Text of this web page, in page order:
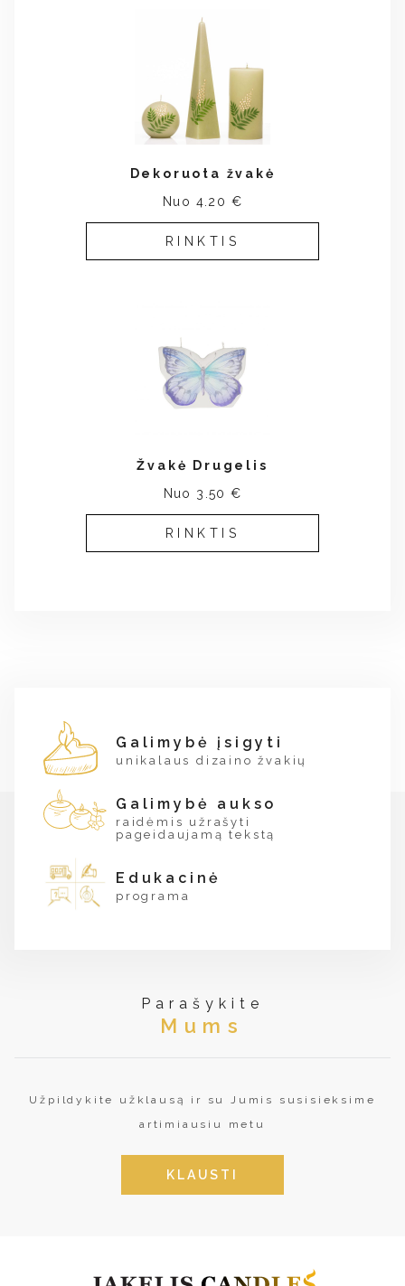
Dekoruota žvakė
Nuo 4.20 €
RINKTIS
Žvakė Drugelis
Nuo 3.50 €
RINKTIS
Galimybė įsigyti
unikalaus dizaino žvakių
Galimybė aukso
raidėmis užrašyti
pageidaujamą tekstą
Edukacinė
programa
Parašykite
Mums
Užpildykite užklausą ir su Jumis susisieksime
artimiausiu metu
KLAUSTI